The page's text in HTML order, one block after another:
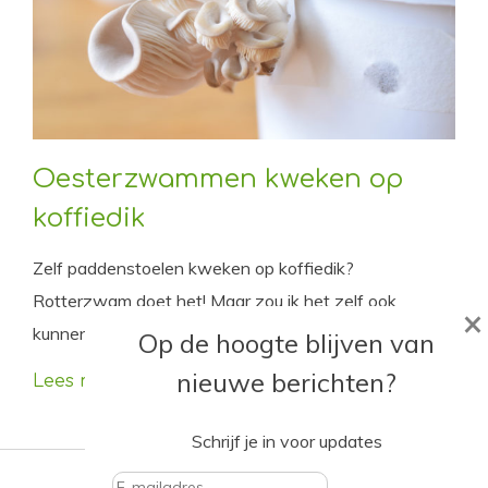
Oesterzwammen kweken op
koffiedik
Zelf paddenstoelen kweken op koffiedik?
Rotterzwam doet het! Maar zou ik het zelf ook
kunnen? Dat wilde ik natuurlijk wel eens proberen.
Lees meer
Op de hoogte blijven van
nieuwe berichten?
Schrijf je in voor updates
×